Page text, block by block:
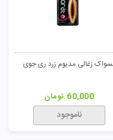
زغالی مدیوم زرد ری جوی
60,000 تومان
ناموجود